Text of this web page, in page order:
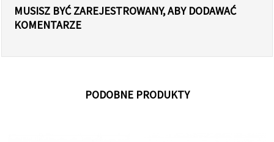
MUSISZ BYĆ ZAREJESTROWANY, ABY DODAWAĆ
KOMENTARZE
PODOBNE PRODUKTY